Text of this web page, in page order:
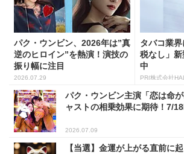
パク・ウンビン、2026年は”真
逆のヒロイン”を熱演！演技の
振り幅に注目
2026.07.29
タバコ業
税なし」
中
PR(株式会社
パク・ウンビン主演「恋は命
ャストの相乗効果に期待！7/
2026.07.09
【当選】金運が上がる直前に